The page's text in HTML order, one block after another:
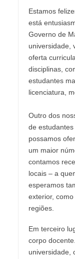
Estamos
está
Governo de
universidade,
oferta
disciplinas,
estudantes
licenciatura,
Outro dos
de
possamos
um maior
contamos
locais – a
esperamos
exterior,
regiões.
Em terceiro
corpo
universidade,